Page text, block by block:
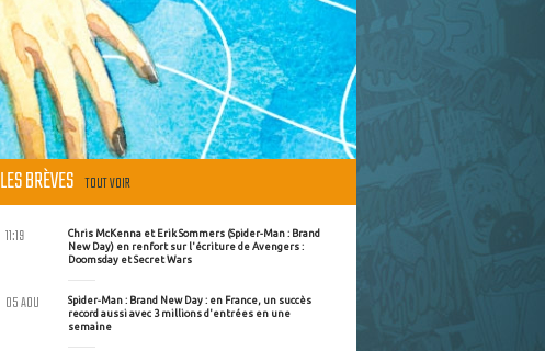
LES BRÈVES TOUT VOIR
Chris McKenna et Erik Sommers (Spider-Man : Brand
New Day) en renfort sur l'écriture de Avengers :
Doomsday et Secret Wars
11:19
Spider-Man : Brand New Day : en France, un succès
record aussi avec 3 millions d'entrées en une
semaine
05 AOU